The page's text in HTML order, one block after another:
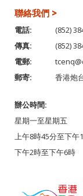
聯絡我們 >
電話:
(852)
傳真:
(852)
電郵:
郵寄:
香港炮
辦公時間:
星期一至星期五
上午8時45分至下午
下午2時至下午6時